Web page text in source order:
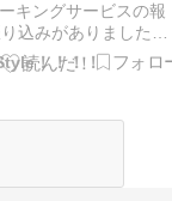
キングサービスの報
込みがありました。
円くらいとなりま
しました。 それに伴
！！！！